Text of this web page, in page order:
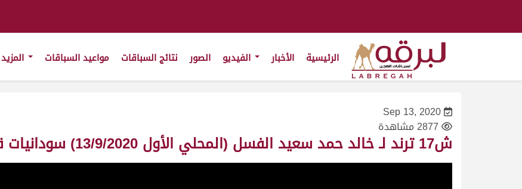
الرئيسية الأخبار الصور نتائج السباقات مواعيد السباقات
Sep 13, 2020
2877 مشاهدة
ش17 ترند لـ خالد حمد سعيد الفسل (المحلي الأول 13/9/2020) سودانيات قعدان 8:04:37